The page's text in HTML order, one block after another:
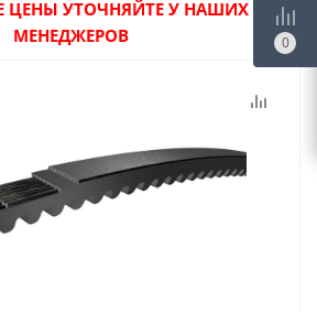
ЦЕНЫ УТОЧНЯЙТЕ У НАШИХ
МЕНЕДЖЕРОВ
0